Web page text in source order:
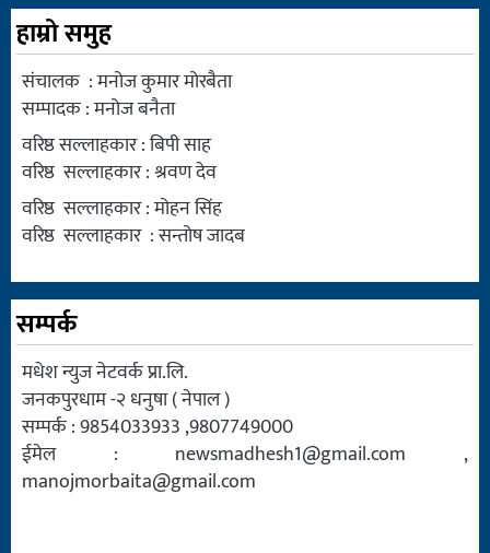
हाम्रो समुह
संचालक : मनोज कुमार मोरबैता
सम्पादक : मनोज बनैता
वरिष्ठ सल्लाहकार : बिपी साह
वरिष्ठ सल्लाहकार : श्रवण देव
वरिष्ठ सल्लाहकार : मोहन सिंह
वरिष्ठ सल्लाहकार : सन्तोष जादब
सम्पर्क
मधेश न्युज नेटवर्क प्रा.लि.
जनकपुरधाम -२ धनुषा ( नेपाल )
सम्पर्क : 9854033933 ,9807749000
ईमेल : newsmadhesh1@gmail.com ,
manojmorbaita@gmail.com